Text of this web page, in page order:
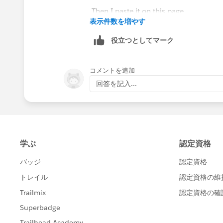
Then I paste it on this page
and it then results in this screen
表示件数を増やす
役立つとしてマーク
コメントを追加
回答を記入...